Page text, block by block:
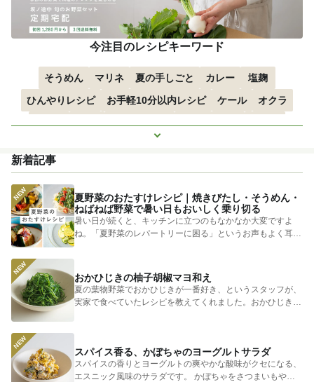
今注目のレシピキーワード
そうめん マリネ 夏の手しごと カレー
塩麹
ひんやりレシピ
お手軽10分以内レシピ ケール
オクラ
もっと見る
新着記事
夏野菜のおたすけレシピ｜焼きびたし・そうめん・
ねばねば野菜で暑い日もおいしく乗り切る
暑い日が続くと、キッチンに立つのもなかなか大変ですよ
ね。「夏野菜のレパートリーに困る」というお声もよく耳に
します。 そ...
おかひじきの柚子胡椒マヨ和え
夏の葉物野菜でおかひじきが一番好き、というスタッフが、
実家で食べていたレシピを教えてくれました。おかひじきの
スパイス香る、かぼちゃのヨーグルトサラダ
スパイスの香りとヨーグルトの爽やかな酸味がクセになる、
エスニック風味のサラダです。 かぼちゃをさつまいもやじ